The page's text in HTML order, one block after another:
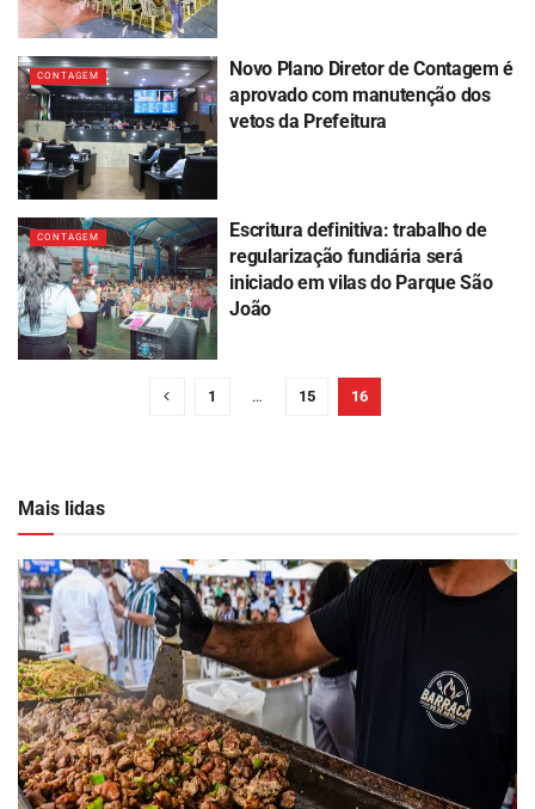
CONTAGEM
Novo Plano Diretor de Contagem é
aprovado com manutenção dos
vetos da Prefeitura
CONTAGEM
Escritura definitiva: trabalho de
regularização fundiária será
iniciado em vilas do Parque São
João
1 … 15 16
Mais lidas